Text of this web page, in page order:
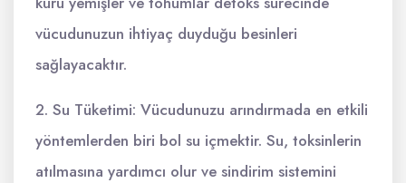
vücudunuzun ihtiyaç duyduğu besinleri
sağlayacaktır.
2. Su Tüketimi: Vücudunuzu arındırmada en etkili
yöntemlerden biri bol su içmektir. Su, toksinlerin
atılmasına yardımcı olur ve sindirim sistemini